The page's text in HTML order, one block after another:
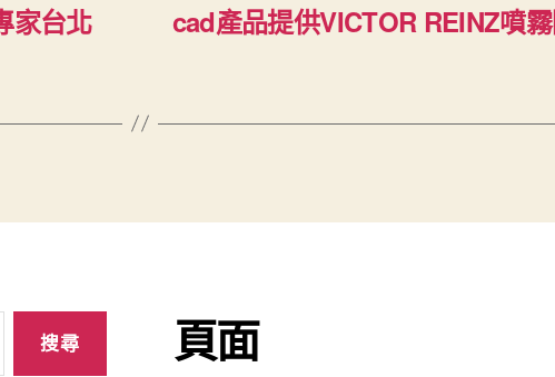
家台北
cad產品提供VICTOR REINZ噴
頁面